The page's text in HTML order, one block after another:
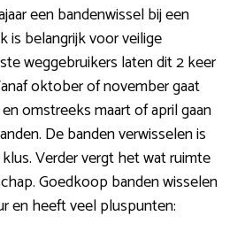
een bandenwissel bij een
is belangrijk voor veilige
weggebruikers laten dit 2 keer
oktober of november gaat
omstreeks maart of april gaan
De banden verwisselen is
Verder vergt het wat ruimte
Goedkoop banden wisselen
en heeft veel pluspunten: